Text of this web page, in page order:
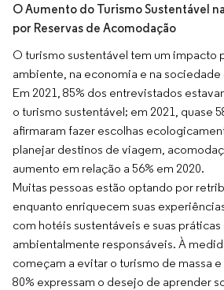
O Aumento do Turismo Sustentável
por Reservas de Acomodação
O turismo sustentável tem um impacto
ambiente, na economia e na sociedade
Em 2021, 85% dos entrevistados
o turismo sustentável; em 2021, quase
afirmaram fazer escolhas
planejar destinos de viagem,
aumento em relação a 56% em 2020.
Muitas pessoas estão optando por
enquanto enriquecem suas
com hotéis sustentáveis e suas
ambientalmente responsáveis. À
começam a evitar o turismo de massa e
80% expressam o desejo de aprender